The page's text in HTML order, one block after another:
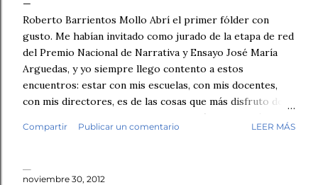
Roberto Barrientos Mollo Abrí el primer fólder con
gusto. Me habían invitado como jurado de la etapa de red
del Premio Nacional de Narrativa y Ensayo José María
Arguedas, y yo siempre llego contento a estos
encuentros: estar con mis escuelas, con mis docentes,
con mis directores, es de las cosas que más disfruto de
mi trabajo. Antes de empezar la revisión hubo café,
saludos, conversación. Luego, los fólderes. Leí el primer
un niño. No fue una intuición vaga. Fue el tipo de guion,
Compartir Publicar un comentario LEER MÁS
noviembre 30, 2012